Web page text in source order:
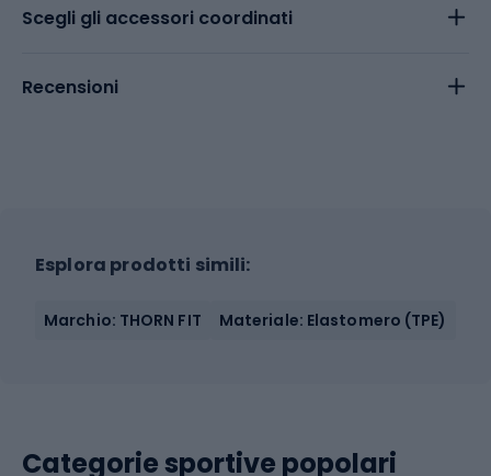
Scegli gli accessori coordinati
Recensioni
Esplora prodotti simili:
Marchio: THORN FIT Materiale: Elastomero (TPE)
Categorie sportive popolari